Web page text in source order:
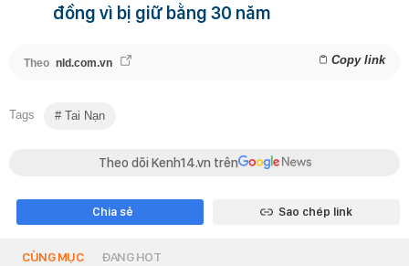
đồng vì bị giữ bằng 30 năm
Theo nld.com.vn Copy link
Tags Tai Nạn
Theo dõi Kenh14.vn trên
Chia sẻ Sao chép link
CÙNG MỤC ĐANG HOT